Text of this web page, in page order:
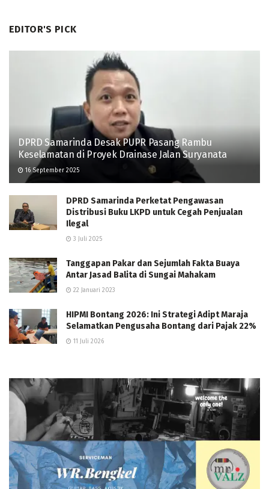
EDITOR'S PICK
DPRD Samarinda Desak PUPR Pasang Rambu
Keselamatan di Proyek Drainase Jalan Suryanata
16 September 2025
DPRD Samarinda Perketat Pengawasan
Distribusi Buku LKPD untuk Cegah Penjualan
Ilegal
3 Juli 2025
Tanggapan Pakar dan Sejumlah Fakta Buaya
Antar Jasad Balita di Sungai Mahakam
22 Januari 2023
HIPMI Bontang 2026: Ini Strategi Adipt Maraja
Selamatkan Pengusaha Bontang dari Pajak 22%
11 Juli 2026